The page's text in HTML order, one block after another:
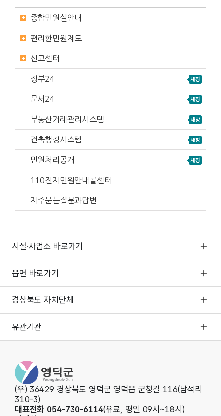
종합민원실안내
편리한민원제도
신고센터
정부24
문서24
부동산거래관리시스템
건축행정시스템
민원처리공개
110전자민원안내콜센터
자주묻는질문과답변
시설·사업소 바로가기
읍면 바로가기
경상북도 자치단체
유관기관
영덕군청
(우) 36429 경상북도 영덕군 영덕읍 군청길 116(남석리
310-3)
대표전화 054-730-6114(유료, 평일 09시~18시)